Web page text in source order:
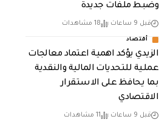
وضبط ملفات جديدة
قبل 9 ساعات 18 مشاهدات
أقتصاد
الزيدي يؤكد اهمية اعتماد معالجات
عملية للتحديات المالية والنقدية
بما يحافظ على الاستقرار
الاقتصادي
قبل 9 ساعات 11 مشاهدات